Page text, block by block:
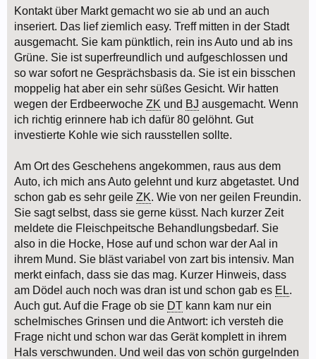
Kontakt über Markt gemacht wo sie ab und an auch
inseriert. Das lief ziemlich easy. Treff mitten in der Stadt
ausgemacht. Sie kam pünktlich, rein ins Auto und ab ins
Grüne. Sie ist superfreundlich und aufgeschlossen und
so war sofort ne Gesprächsbasis da. Sie ist ein bisschen
moppelig hat aber ein sehr süßes Gesicht. Wir hatten
wegen der Erdbeerwoche ZK und BJ ausgemacht. Wenn
ich richtig erinnere hab ich dafür 80 gelöhnt. Gut
investierte Kohle wie sich rausstellen sollte.
Am Ort des Geschehens angekommen, raus aus dem
Auto, ich mich ans Auto gelehnt und kurz abgetastet. Und
schon gab es sehr geile ZK. Wie von ner geilen Freundin.
Sie sagt selbst, dass sie gerne küsst. Nach kurzer Zeit
meldete die Fleischpeitsche Behandlungsbedarf. Sie
also in die Hocke, Hose auf und schon war der Aal in
ihrem Mund. Sie bläst variabel von zart bis intensiv. Man
merkt einfach, dass sie das mag. Kurzer Hinweis, dass
am Dödel auch noch was dran ist und schon gab es EL.
Auch gut. Auf die Frage ob sie DT kann kam nur ein
schelmisches Grinsen und die Antwort: ich versteh die
Frage nicht und schon war das Gerät komplett in ihrem
Hals verschwunden. Und weil das von schön gurgelnden